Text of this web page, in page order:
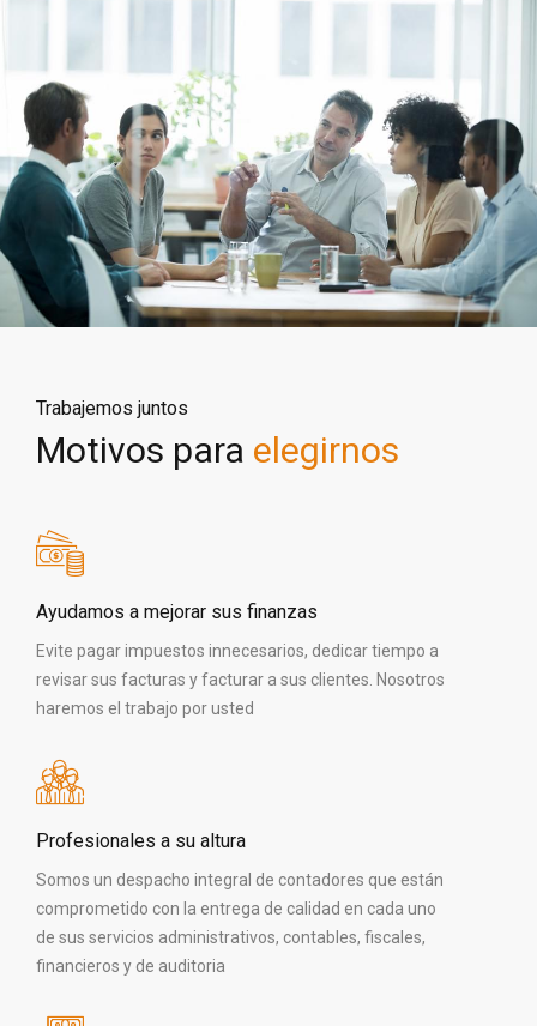
Trabajemos juntos
Motivos para elegirnos
Ayudamos a mejorar sus finanzas
Evite pagar impuestos innecesarios, dedicar tiempo a
revisar sus facturas y facturar a sus clientes. Nosotros
haremos el trabajo por usted
Profesionales a su altura
Somos un despacho integral de contadores que están
comprometido con la entrega de calidad en cada uno
de sus servicios administrativos, contables, fiscales,
financieros y de auditoria